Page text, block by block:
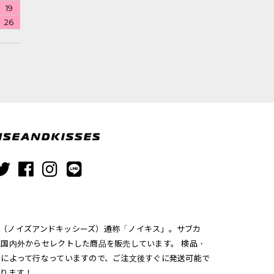
19
26
ノイズアンドキッシーズ）通称「ノイキス」。サブカ
内外からセレクトした商品を販売しています。 検品・
よって行なっていますので、ご注文後すぐに発送可能で